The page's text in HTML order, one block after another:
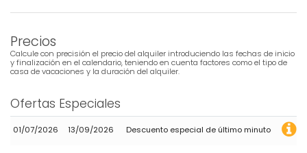
Precios
Calcule con precisión el precio del alquiler introduciendo las fechas de inicio
y finalización en el calendario, teniendo en cuenta factores como el tipo de
casa de vacaciones y la duración del alquiler.
Ofertas Especiales
01/07/2026 13/09/2026 Descuento especial de último minuto